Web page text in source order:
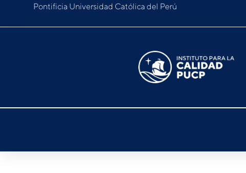
Pontificia Universidad Católica del Perú